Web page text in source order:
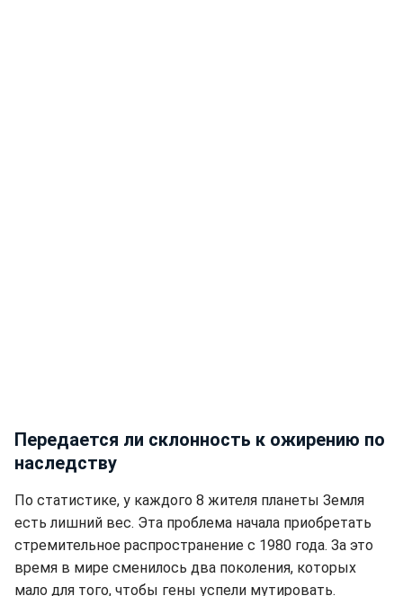
Передается ли склонность к ожирению по
наследству
По статистике, у каждого 8 жителя планеты Земля
есть лишний вес. Эта проблема начала приобретать
стремительное распространение с 1980 года. За это
время в мире сменилось два поколения, которых
мало для того, чтобы гены успели мутировать.